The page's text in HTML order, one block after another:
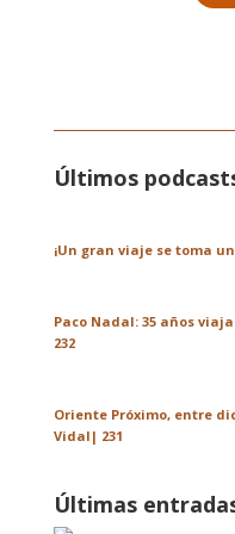
Últimos
¡Un gran viaje se toma
Paco Nadal: 35 años
232
Oriente Próximo, entre
Vidal| 231
Últimas